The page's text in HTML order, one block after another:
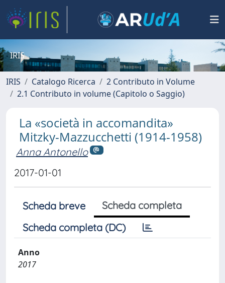
IRIS
IRIS Catalogo Ricerca
2 Contributo in Volume
2.1 Contributo in volume (Capitolo o Saggio)
La «società in accomandita»
Mitzky-Mazzucchetti (1914-1958)
Anna Antonello
2017-01-01
Scheda breve
Scheda completa
Scheda completa (DC)
Anno
2017